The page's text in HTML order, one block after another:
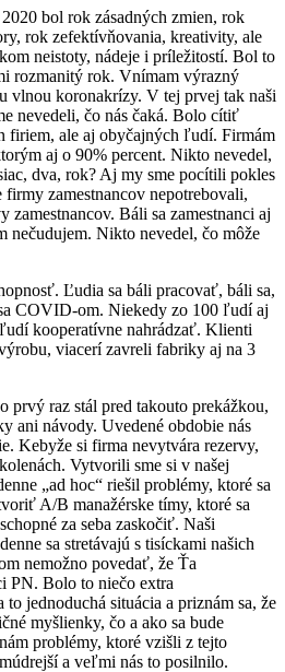
bol rok zásadných zmien, rok
rok zefektívňovania, kreativity, ale
neistoty, nádeje i príležitostí. Bol to
rozmanitý rok. Vnímam výrazný
vlnou koronakrízy. V tej prvej tak naši
nevedeli, čo nás čaká. Bolo cítiť
firiem, ale aj obyčajných ľudí. Firmám
aj o 90% percent. Nikto nevedel,
dva, rok? Aj my sme pocítili pokles
zamestnancov nepotrebovali,
zamestnancov. Báli sa zamestnanci aj
nečudujem. Nikto nevedel, čo môže
Ľudia sa báli pracovať, báli sa,
COVID-om. Niekedy zo 100 ľudí aj
kooperatívne nahrádzať. Klienti
viacerí zavreli fabriky aj na 3
prvý raz stál pred takouto prekážkou,
ani návody. Uvedené obdobie nás
Kebyže si firma nevytvára rezervy,
Vytvorili sme si v našej
„ad hoc“ riešil problémy, ktoré sa
A/B manažérske tímy, ktoré sa
za seba zaskočiť. Naši
sa stretávajú s tisíckami našich
nemožno povedať, že Ťa
PN. Bolo to niečo extra
jednoduchá situácia a priznám sa, že
myšlienky, čo a ako sa bude
problémy, ktoré vzišli z tejto
a veľmi nás to posilnilo.